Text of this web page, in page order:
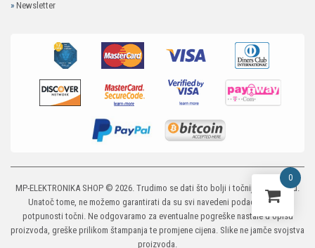
» Newsletter
MP-ELEKTRONIKA SHOP © 2026. Trudimo se dati što bolji i točniji opis i sliku.
Unatoč tome, ne možemo garantirati da su svi navedeni podaci i slike u
potpunosti točni. Ne odgovaramo za eventualne pogreške nastale u opisu
proizvoda, greške prilikom štampanja te promjene cijena. Slike ne jamče svojstva
proizvoda.
0